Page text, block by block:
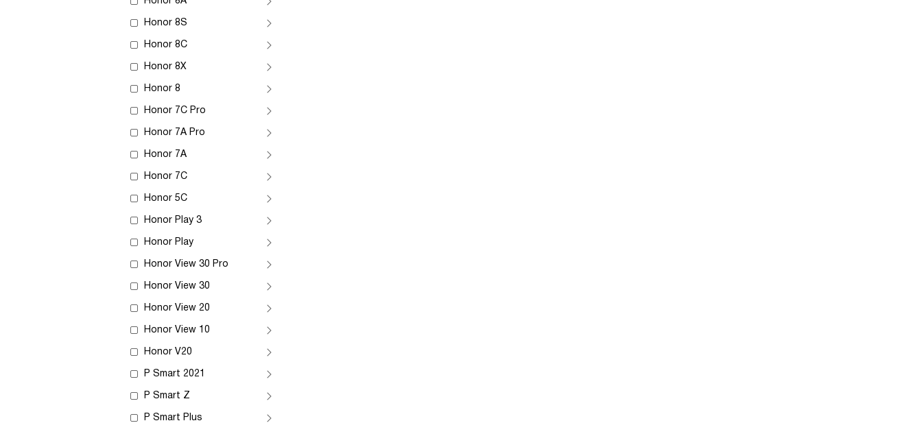
Honor 8S
Honor 8C
Honor 8X
Honor 8
Honor 7C Pro
Honor 7A Pro
Honor 7A
Honor 7C
Honor 5C
Honor Play 3
Honor Play
Honor View 30 Pro
Honor View 30
Honor View 20
Honor View 10
Honor V20
P Smart 2021
P Smart Z
P Smart Plus